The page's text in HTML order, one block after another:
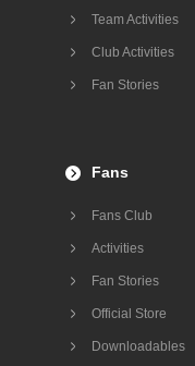
Team Activities
Club Activities
Fan Stories
Fans
Fans Club
Activities
Fan Stories
Official Store
Downloadables